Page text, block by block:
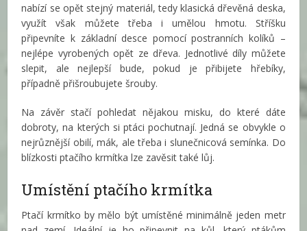
nabízí se opět stejný materiál, tedy klasická dřevěná deska,
využít však můžete třeba i umělou hmotu. Stříšku
připevníte k základní desce pomocí postranních kolíků –
nejlépe vyrobených opět ze dřeva. Jednotlivé díly můžete
slepit, ale nejlepší bude, pokud je přibijete hřebíky,
případně přišroubujete šrouby.
Na závěr stačí pohledat nějakou misku, do které dáte
dobroty, na kterých si ptáci pochutnají. Jedná se obvykle o
nejrůznější obilí, mák, ale třeba i slunečnicová semínka. Do
blízkosti ptačího krmítka lze zavěsit také lůj.
Umístění ptačího krmítka
Ptačí krmítko by mělo být umístěné minimálně jeden metr